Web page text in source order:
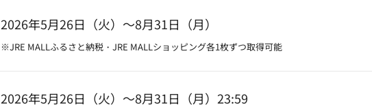
2026年5月26日（火）～8月31日（月）
※JRE MALLふるさと納税・JRE MALLショッピング各1枚ずつ取得可能
2026年5月26日（火）～8月31日（月）23:59